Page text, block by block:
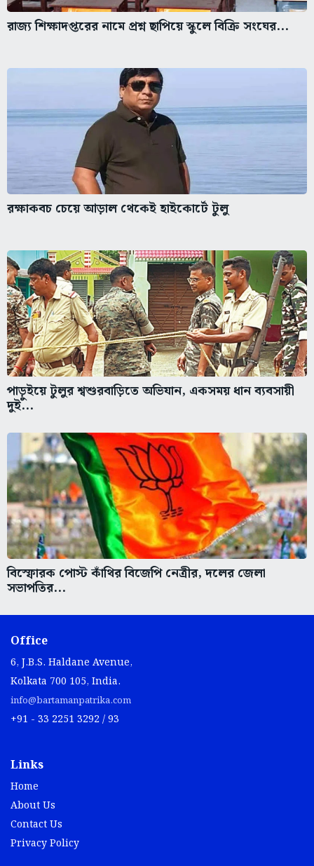
রাজ্য শিক্ষাদপ্তরের নামে প্রশ্ন ছাপিয়ে স্কুলে বিক্রি সংঘের...
রক্ষাকবচ চেয়ে আড়াল থেকেই হাইকোর্টে টুলু
পাড়ুইয়ে টুলুর শ্বশুরবাড়িতে অভিযান, একসময় ধান ব্যবসায়ী
দুই...
বিস্ফোরক পোস্ট কাঁথির বিজেপি নেত্রীর, দলের জেলা
সভাপতির...
Office
6, J.B.S. Haldane Avenue,
Kolkata 700 105, India.
info@bartamanpatrika.com
+91 - 33 2251 3292 / 93
Links
Home
About Us
Contact Us
Privacy Policy